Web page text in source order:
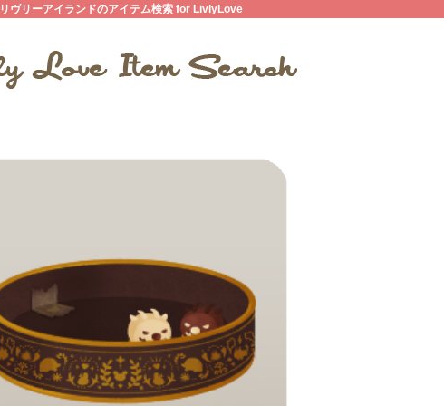
リヴリーアイランドのアイテム検索 for LivlyLove